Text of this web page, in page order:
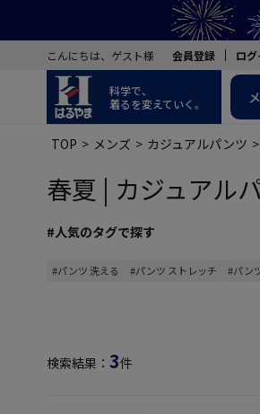
こんにちは、ゲスト様 会員登録 ログ
科学で、
着るを変えていく。
TOP メンズ カジュアルパンツ
春夏 | カジュアル
#人気のタグで探す
#パンツ 洗える #パンツ ストレッチ #パン
検索結果： 3件